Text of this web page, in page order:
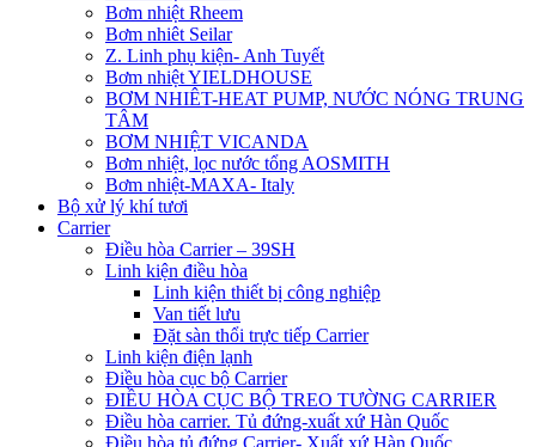
Bơm nhiệt Rheem
Bơm nhiêt Seilar
Z. Linh phụ kiện- Anh Tuyết
Bơm nhiệt YIELDHOUSE
BƠM NHIÊT-HEAT PUMP, NƯỚC NÓNG TRUNG
TÂM
BƠM NHIỆT VICANDA
Bơm nhiệt, lọc nước tổng AOSMITH
Bơm nhiệt-MAXA- Italy
Bộ xử lý khí tươi
Carrier
Điều hòa Carrier – 39SH
Linh kiện điều hòa
Linh kiện thiết bị công nghiệp
Van tiết lưu
Đặt sàn thổi trực tiếp Carrier
Linh kiện điện lạnh
Điều hòa cục bộ Carrier
ĐIỀU HÒA CỤC BỘ TREO TƯỜNG CARRIER
Điều hòa carrier. Tủ đứng-xuất xứ Hàn Quốc
Điều hòa tủ đứng Carrier- Xuất xứ Hàn Quốc